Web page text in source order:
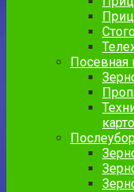
Посевная